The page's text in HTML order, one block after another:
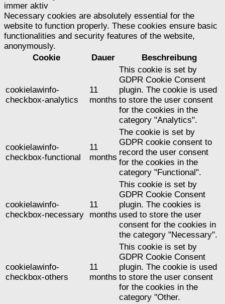
immer aktiv
Necessary cookies are absolutely essential for the
website to function properly. These cookies ensure basic
functionalities and security features of the website,
anonymously.
Cookie
Dauer Beschreibung
cookielawinfo-
checkbox-analytics
11
months
This cookie is set by
GDPR Cookie Consent
plugin. The cookie is used
to store the user consent
for the cookies in the
category "Analytics".
cookielawinfo-
checkbox-functional
11
months
The cookie is set by
GDPR cookie consent to
record the user consent
for the cookies in the
category "Functional".
cookielawinfo-
checkbox-necessary
11
months
This cookie is set by
GDPR Cookie Consent
plugin. The cookies is
used to store the user
consent for the cookies in
the category "Necessary".
cookielawinfo-
checkbox-others
11
months
This cookie is set by
GDPR Cookie Consent
plugin. The cookie is used
to store the user consent
for the cookies in the
category "Other.